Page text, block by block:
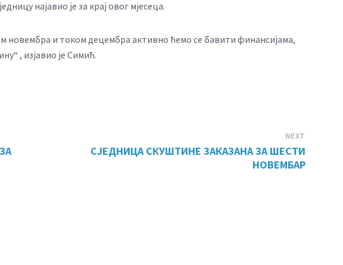
најавио је за крај овог мјесеца.
новембра и током децембра активно ћемо се бавити финансијама,
, изјавио је Симић.
NEXT
СЈЕДНИЦА СКУШТИНЕ ЗАКАЗАНА ЗА ШЕСТИ
НОВЕМБАР